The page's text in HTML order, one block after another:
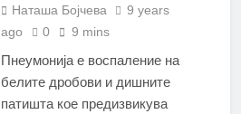
Наташа Бојчева
9 years
ago
0 9 mins
Пнеумонија е воспаление на
белите дробови и дишните
патишта кое предизвикува